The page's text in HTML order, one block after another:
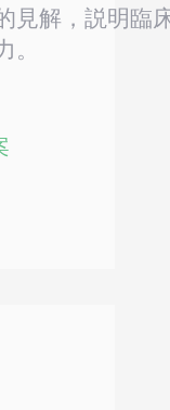
見解，説明臨